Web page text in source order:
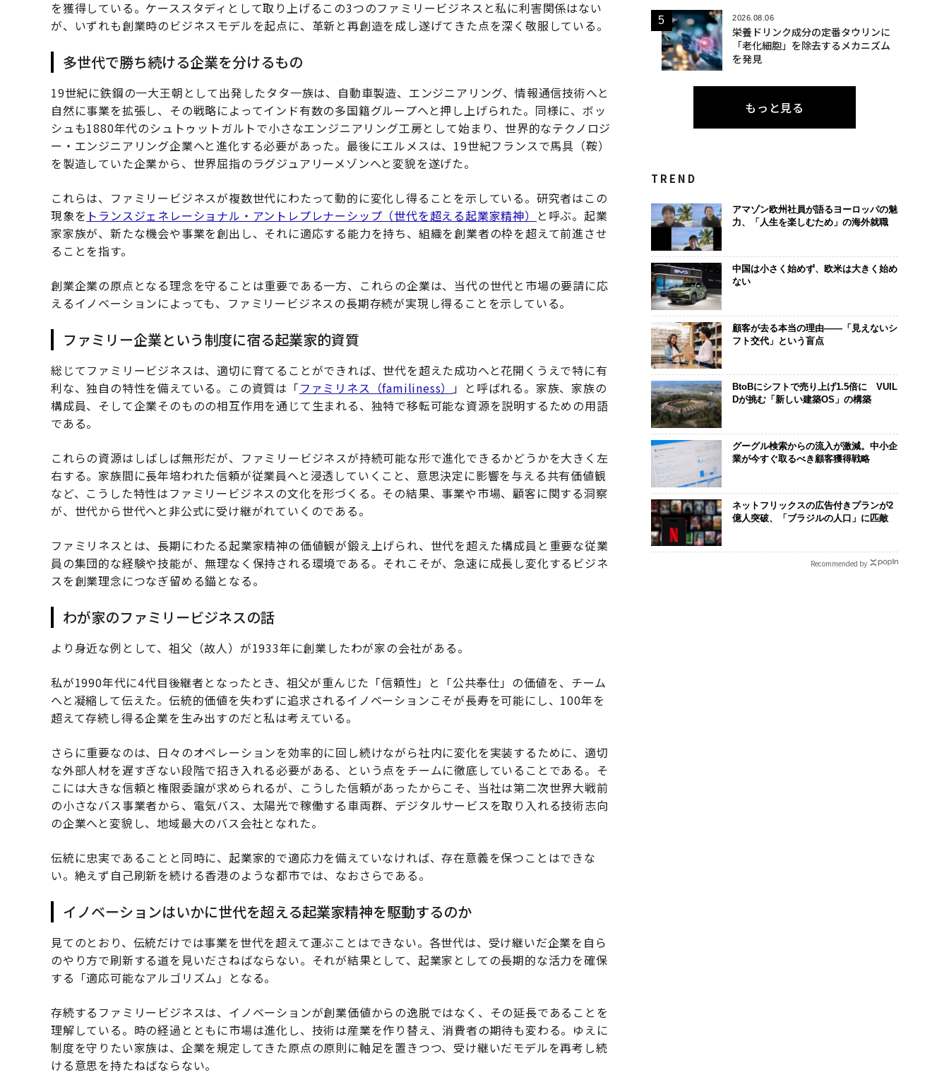
を獲得している。ケーススタディとして取り上げるこの3つのファミリービジネスと私に利害関係はない
が、いずれも創業時のビジネスモデルを起点に、革新と再創造を成し遂げてきた点を深く敬服している。
多世代で勝ち続ける企業を分けるもの
19世紀に鉄鋼の一大王朝として出発したタタ一族は、自動車製造、エンジニアリング、情報通信技術へと
自然に事業を拡張し、その戦略によってインド有数の多国籍グループへと押し上げられた。同様に、ボッ
シュも1880年代のシュトゥットガルトで小さなエンジニアリング工房として始まり、世界的なテクノロジ
ー・エンジニアリング企業へと進化する必要があった。最後にエルメスは、19世紀フランスで馬具（鞍）
を製造していた企業から、世界屈指のラグジュアリーメゾンへと変貌を遂げた。
これらは、ファミリービジネスが複数世代にわたって動的に変化し得ることを示している。研究者はこの
現象を トランスジェネレーショナル・アントレプレナーシップ（世代を超える起業家精神）
と呼ぶ。起業
家家族が、新たな機会や事業を創出し、それに適応する能力を持ち、組織を創業者の枠を超えて前進させ
ることを指す。
創業企業の原点となる理念を守ることは重要である一方、これらの企業は、当代の世代と市場の要請に応
えるイノベーションによっても、ファミリービジネスの長期存続が実現し得ることを示している。
ファミリー企業という制度に宿る起業家的資質
総じてファミリービジネスは、適切に育てることができれば、世代を超えた成功へと花開くうえで特に有
利な、独自の特性を備えている。この資質は「ファミリネス（familiness） 」と呼ばれる。家族、家族の
構成員、そして企業そのものの相互作用を通じて生まれる、独特で移転可能な資源を説明するための用語
である。
これらの資源はしばしば無形だが、ファミリービジネスが持続可能な形で進化できるかどうかを大きく左
右する。家族間に長年培われた信頼が従業員へと浸透していくこと、意思決定に影響を与える共有価値観
など、こうした特性はファミリービジネスの文化を形づくる。その結果、事業や市場、顧客に関する洞察
が、世代から世代へと非公式に受け継がれていくのである。
ファミリネスとは、長期にわたる起業家精神の価値観が鍛え上げられ、世代を超えた構成員と重要な従業
員の集団的な経験や技能が、無理なく保持される環境である。それこそが、急速に成長し変化するビジネ
スを創業理念につなぎ留める錨となる。
わが家のファミリービジネスの話
より身近な例として、祖父（故人）が1933年に創業したわが家の会社がある。
私が1990年代に4代目後継者となったとき、祖父が重んじた「信頼性」と「公共奉仕」の価値を、チーム
へと凝縮して伝えた。伝統的価値を失わずに追求されるイノベーションこそが長寿を可能にし、100年を
超えて存続し得る企業を生み出すのだと私は考えている。
さらに重要なのは、日々のオペレーションを効率的に回し続けながら社内に変化を実装するために、適切
な外部人材を遅すぎない段階で招き入れる必要がある、という点をチームに徹底していることである。そ
こには大きな信頼と権限委譲が求められるが、こうした信頼があったからこそ、当社は第二次世界大戦前
の小さなバス事業者から、電気バス、太陽光で稼働する車両群、デジタルサービスを取り入れる技術志向
の企業へと変貌し、地域最大のバス会社となれた。
伝統に忠実であることと同時に、起業家的で適応力を備えていなければ、存在意義を保つことはできな
い。絶えず自己刷新を続ける香港のような都市では、なおさらである。
イノベーションはいかに世代を超える起業家精神を駆動するのか
見てのとおり、伝統だけでは事業を世代を超えて運ぶことはできない。各世代は、受け継いだ企業を自ら
のやり方で刷新する道を見いださねばならない。それが結果として、起業家としての長期的な活力を確保
する「適応可能なアルゴリズム」となる。
存続するファミリービジネスは、イノベーションが創業価値からの逸脱ではなく、その延長であることを
理解している。時の経過とともに市場は進化し、技術は産業を作り替え、消費者の期待も変わる。ゆえに
制度を守りたい家族は、企業を規定してきた原点の原則に軸足を置きつつ、受け継いだモデルを再考し続
ける意思を持たねばならない。
2026.08.06
栄養ドリンク成分の定番タウリンに
「老化細胞」を除去するメカニズム
を発見
もっと見る
TREND
アマゾン欧州社員が語るヨーロッパの魅
力、「人生を楽しむため」の海外就職
中国は小さく始めず、欧米は大きく始め
ない
顧客が去る本当の理由——「見えないシ
フト交代」という盲点
BtoBにシフトで売り上げ1.5倍に VUIL
Dが挑む「新しい建築OS」の構築
グーグル検索からの流入が激減。中小企
業が今すぐ取るべき顧客獲得戦略
ネットフリックスの広告付きプランが2
億人突破、「ブラジルの人口」に匹敵
Recommended by